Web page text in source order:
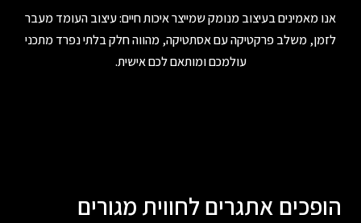
אנו מאמינים בעיצוב מנומק שמייצר איכות חיים: עיצוב העומד מעבר
לזמן, משלב פרקטיקה עם אסתטיקה, מהווה חלק בלתי נפרד מתכני
עולמכם ומותאם לכם אישית.
הופכים אתגרים לחווית מגורים